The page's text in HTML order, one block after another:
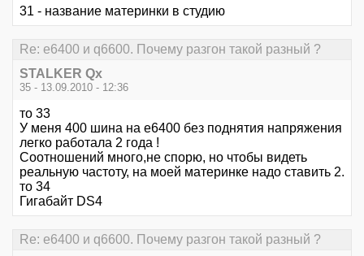
31 - название материнки в студию
Re: е6400 и q6600. Почему разгон такой разный ?
STALKER Qx
35 - 13.09.2010 - 12:36
то 33
У меня 400 шина на е6400 без поднятия напряжения
легко работала 2 года !
Соотношений много,не спорю, но чтобы видеть
реальную частоту, на моей материнке надо ставить 2.
то 34
Гигабайт DS4
Re: е6400 и q6600. Почему разгон такой разный ?